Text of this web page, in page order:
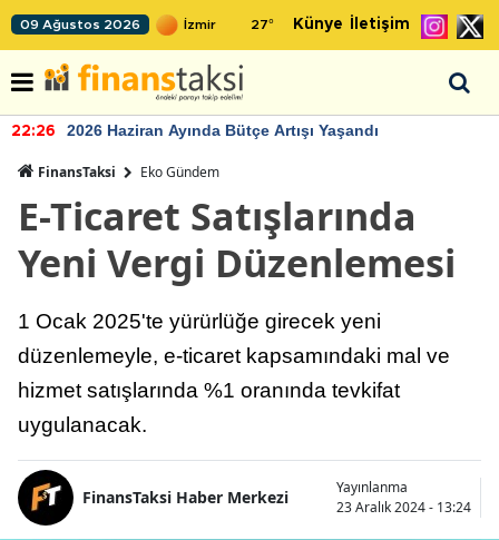
09 Ağustos 2026 27° Künye İletişim
22:26 2026 Haziran Ayında Bütçe Artışı Yaşandı
FinansTaksi Eko Gündem
E-Ticaret Satışlarında
Yeni Vergi Düzenlemesi
1 Ocak 2025'te yürürlüğe girecek yeni
düzenlemeyle, e-ticaret kapsamındaki mal ve
hizmet satışlarında %1 oranında tevkifat
uygulanacak.
FinansTaksi Haber Merkezi
Yayınlanma
23 Aralık 2024 - 13:24